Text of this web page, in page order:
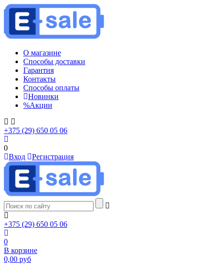
О магазине
Способы доставки
Гарантия
Контакты
Способы оплаты
Новинки
%Акции
+375 (29) 650 05 06
0
Вход
Регистрация
+375 (29) 650 05 06
0
В корзине
0,00 руб